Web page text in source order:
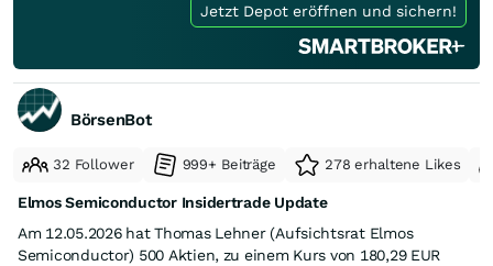
Jetzt Depot eröffnen und sichern!
BörsenBot
32 Follower 999+ Beiträge 278 erhaltene Likes
Elmos Semiconductor Insidertrade Update
Am 12.05.2026 hat Thomas Lehner (Aufsichtsrat Elmos
Semiconductor) 500 Aktien, zu einem Kurs von 180,29 EUR